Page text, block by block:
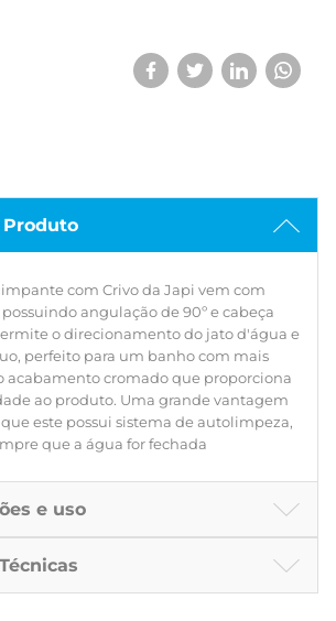
que a água for fechada
Produto
com Crivo da Japi vem com
angulação de 90º e cabeça
o direcionamento do jato d'água e
perfeito para um banho com mais
acabamento cromado que proporciona
ao produto. Uma grande vantagem
este possui sistema de autolimpeza,
que a água for fechada
e uso